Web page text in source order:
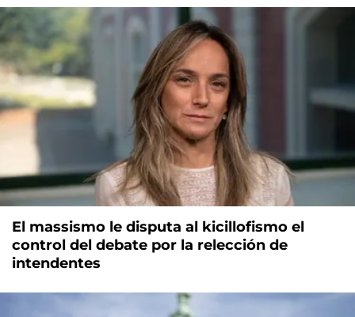
El massismo le disputa al kicillofismo el
control del debate por la relección de
intendentes